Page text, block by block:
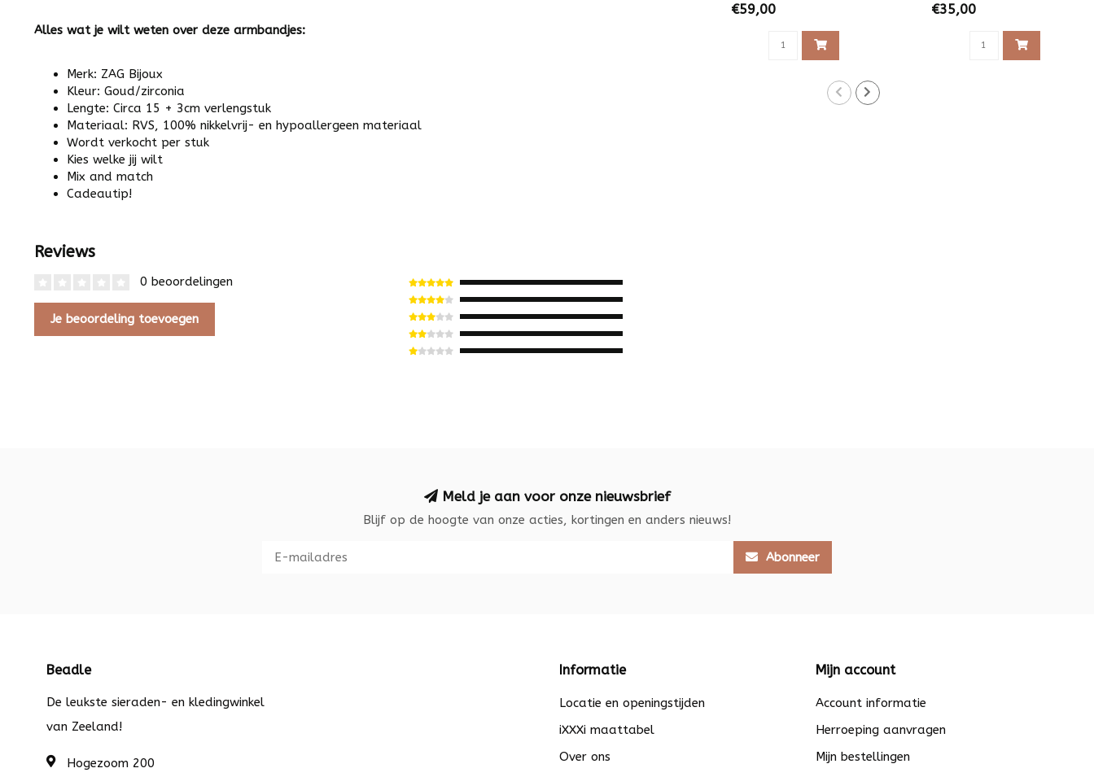
Alles wat je wilt weten over deze armbandjes:
Merk: ZAG Bijoux
Kleur: Goud/zirconia
Lengte: Circa 15 + 3cm verlengstuk
Materiaal: RVS, 100% nikkelvrij- en hypoallergeen materiaal
Wordt verkocht per stuk
Kies welke jij wilt
Mix and match
Cadeautip!
Reviews
0 beoordelingen
Je beoordeling toevoegen
€59,00
€35,00
Meld je aan voor onze nieuwsbrief
Blijf op de hoogte van onze acties, kortingen en anders nieuws!
Abonneer
Beadle
De leukste sieraden- en kledingwinkel
van Zeeland!
Hogezoom 200
Informatie
Locatie en openingstijden
iXXXi maattabel
Over ons
Mijn account
Account informatie
Herroeping aanvragen
Mijn bestellingen